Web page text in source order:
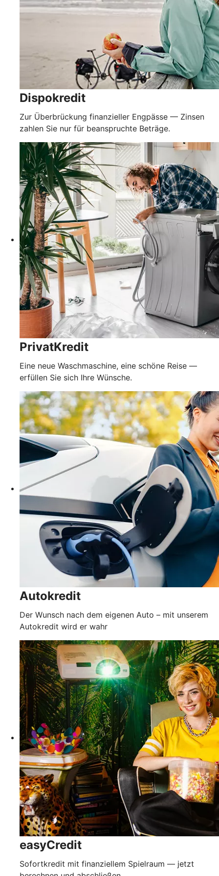
Dispokredit
Zur Überbrückung finanzieller Engpässe — Zinsen
zahlen Sie nur für beanspruchte Beträge.
PrivatKredit
Eine neue Waschmaschine, eine schöne Reise —
erfüllen Sie sich Ihre Wünsche.
Autokredit
Der Wunsch nach dem eigenen Auto – mit unserem
Autokredit wird er wahr
easyCredit
Sofortkredit mit finanziellem Spielraum — jetzt